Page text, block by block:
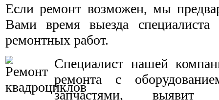
Если ремонт возможен, мы
Вами время выезда специалиста
ремонтных работ.
Специалист нашей
ремонта с
запчастями, выявит